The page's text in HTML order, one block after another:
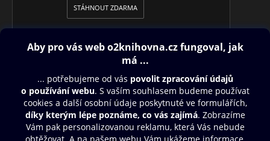
STÁHNOUT ZDARMA
Obsah ke stažení
Moje O2 Knihovna
Další zábava